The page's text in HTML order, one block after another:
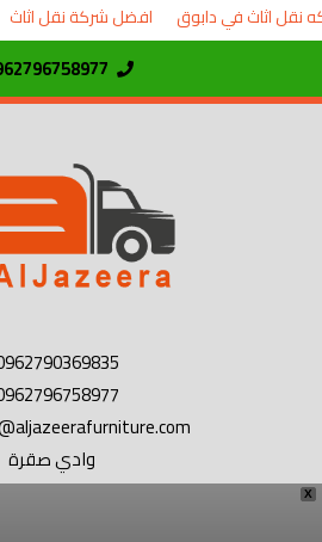
اثاث في دابوق افضل شركة نقل اثاث
وادي صقرة
X